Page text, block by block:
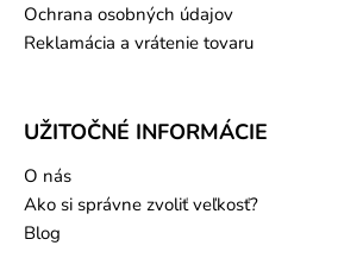
Ochrana osobných údajov
Reklamácia a vrátenie tovaru
UŽITOČNÉ INFORMÁCIE
O nás
Ako si správne zvoliť veľkosť?
Blog